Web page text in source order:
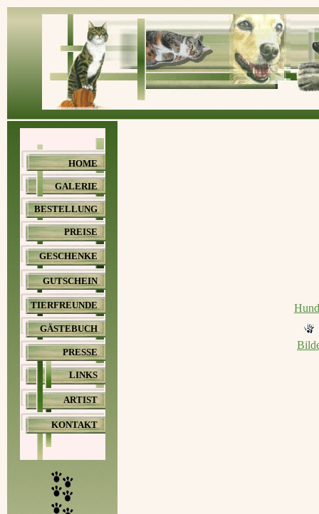
HOME
GALERIE
BESTELLUNG
PREISE
GESCHENKE
GUTSCHEIN
TIERFREUNDE
GÄSTEBUCH
PRESSE
LINKS
ARTIST
KONTAKT